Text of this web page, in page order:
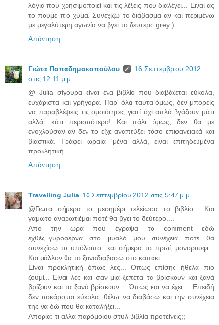
λόγια που χρησιμοποιεί και τις λέξεις που διαλέγει... Ειναι ας
το πούμε πιο χύμα. Συνεχίζω το διάβασμα αν και περιμένω
με μεγαλύτερη αγωνία να βγει το δευτερο grey:)
Απάντηση
Γιώτα Παπαδημακοπούλου
16 Σεπτεμβρίου 2012
στις 12:11 μ.μ.
@ Julia σίγουρα είναι ένα βιβλίο που διαβάζεται εύκολα,
ευχάριστα και γρήγορα. Παρ' όλα ταύτα όμως, δεν μπορείς
να παραβλέψεις τις ομοιότητες γιατί όχι απλά βγάζουν μάτι
αλλά, κάτι περισσότερο! Και πάλι όμως, δεν θα με
ενοχλούσαν αν δεν το είχε αναπτύξει τόσο επιφανειακά και
βιαστικά. Γράφει ωραία 'μένα αλλά, είναι επιτηδευμένα
προκλητική.
Απάντηση
Travelling Julia 16 Σεπτεμβρίου 2012 στις 5:47 μ.μ.
@Γιωτα σήμερα το μεσημέρι τελείωσα το βιβλίο... Και
γαμωτο αναρωτιέμαι ποτέ θα βγει το δεύτερο....
Απο την ώρα που έγραψα το comment εδώ
εχθές..γυροφερνα στο μυαλό μου συνέχεια ποτέ θα
συνεχίσω το υπόλοιπο...και σήμερα το πρωί, μονορουφι...
Και μάλλον θα το ξαναδιαβασω στο καπάκι...
Είναι προκλητική όπως λες... Όπως επίσης ήθελα πιο
ζουμί... Είναι λες και σαν μια ξεπέτα τα βρίσκουν και ξανά
βρίζουν και τα ξανά βρίσκουν.... Όπως και να έχει.... Επειδή
δεν σοκάρομαι εύκολα, θέλω να διαβάσω και την συνέχεια
της να δώ που θα καταλήξει...
Απορία: τι αλλα παρόμοιου στυλ βιβλία προτείνεις;;